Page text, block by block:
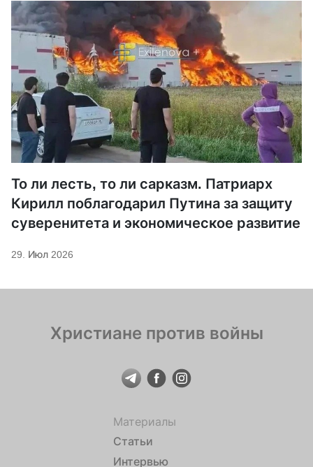
То ли лесть, то ли сарказм. Патриарх
Кирилл поблагодарил Путина за защиту
суверенитета и экономическое развитие
29. Июл 2026
Христиане против войны
Материалы
Статьи
Интервью